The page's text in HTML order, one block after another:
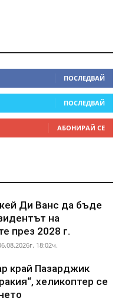
ПОСЛЕДВАЙ
ПОСЛЕДВАЙ
АБОНИРАЙ СЕ
Ди Ванс да бъде
на
през 2028 г.
18:02ч.
край Пазарджик
хеликоптер се